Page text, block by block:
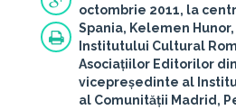
octombrie 2011, la
Spania, Kelemen Hunor
Institutului Cultural
Asociațiilor Editorilor
vicepreședinte al
al Comunității Madrid,